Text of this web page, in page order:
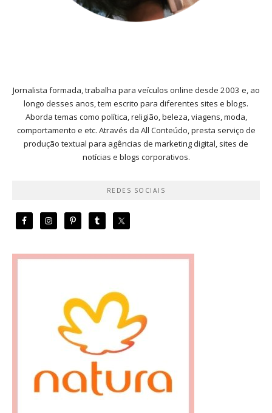
Jornalista formada, trabalha para veículos online desde 2003 e, ao
longo desses anos, tem escrito para diferentes sites e blogs.
Aborda temas como política, religião, beleza, viagens, moda,
comportamento e etc. Através da All Conteúdo, presta serviço de
produção textual para agências de marketing digital, sites de
notícias e blogs corporativos.
REDES SOCIAIS